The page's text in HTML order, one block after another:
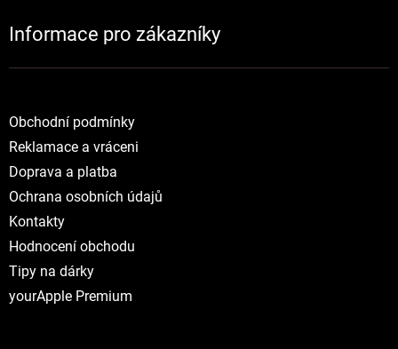
Informace pro zákazníky
Obchodní podmínky
Reklamace a vráceni
Doprava a platba
Ochrana osobních údajů
Kontakty
Hodnocení obchodu
Tipy na dárky
yourApple Premium